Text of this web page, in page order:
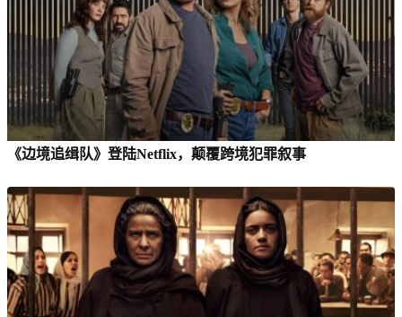
《边境追缉队》登陆Netflix，颠覆跨境犯罪叙事